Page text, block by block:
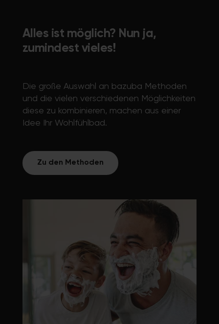
Alles ist möglich? Nun ja,
zumindest vieles!
Die große Auswahl an bazuba Methoden
und die vielen verschiedenen Möglichkeiten
diese zu kombinieren, machen aus einer
Idee Ihr Wohlfühlbad.
Zu den Methoden